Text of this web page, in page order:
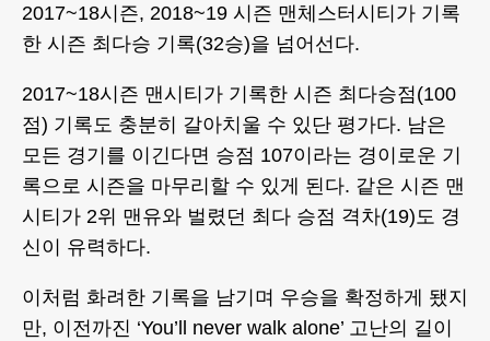
2017~18시즌, 2018~19 시즌 맨체스터시티가 기록
한 시즌 최다승 기록(32승)을 넘어선다.
2017~18시즌 맨시티가 기록한 시즌 최다승점(100
점) 기록도 충분히 갈아치울 수 있단 평가다. 남은
모든 경기를 이긴다면 승점 107이라는 경이로운 기
록으로 시즌을 마무리할 수 있게 된다. 같은 시즌 맨
시티가 2위 맨유와 벌렸던 최다 승점 격차(19)도 경
신이 유력하다.
이처럼 화려한 기록을 남기며 우승을 확정하게 됐지
만, 이전까진 ‘You’ll never walk alone’ 고난의 길이